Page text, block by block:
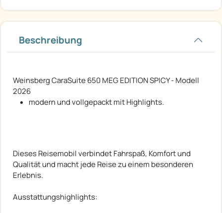
Beschreibung
Weinsberg CaraSuite 650 MEG EDITION SPICY - Modell
2026
modern und vollgepackt mit Highlights.
Dieses Reisemobil verbindet Fahrspaß, Komfort und
Qualität und macht jede Reise zu einem besonderen
Erlebnis.
Ausstattungshighlights: